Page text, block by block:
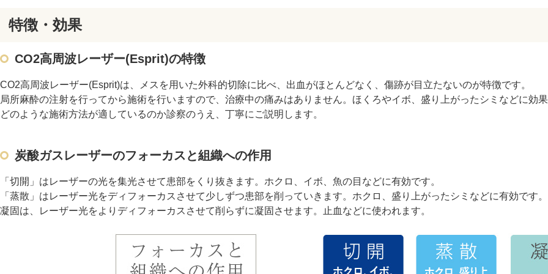
特徴・効果
CO2高周波レーザー(Esprit)の特徴
CO2高周波レーザー(Esprit)は、メスを用いた外科的切除に比べ、出血がほとんどなく、傷跡が目立たないのが特徴です。
局所麻酔の注射を行ってから施術を行いますので、治療中の痛みはありません。ほくろやイボ、盛り上がったシミなどに効
どのような施術方法が適しているのか診察のうえ、丁寧にご説明します。
炭酸ガスレーザーのフォーカスと組織への作用
「切開」はレーザーの光を集光させて患部をくり抜きます。ホクロ、イボ、魚の目などに有効です。
「蒸散」はレーザー光をディフォーカスさせて少しずつ患部を削っていきます。ホクロ、盛り上がったシミなどに有効です。
凝固は、レーザー光をよりディフォーカスさせて削らずに凝固させます。止血などに使われます。